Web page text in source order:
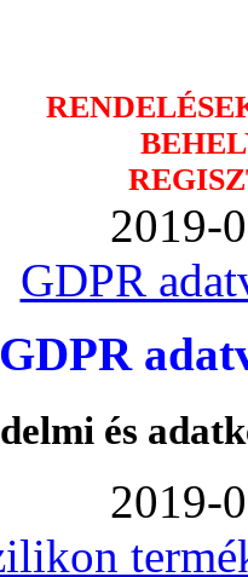
2019-
GDPR
GDPR
és
2019-